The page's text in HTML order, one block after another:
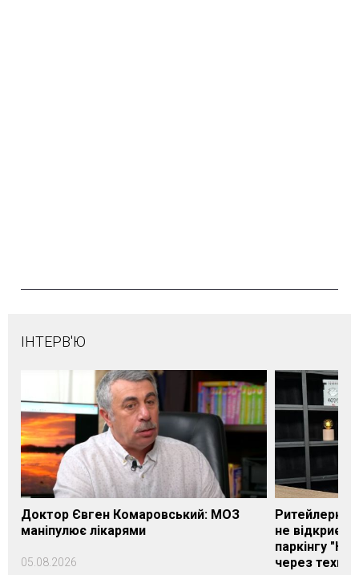
ІНТЕРВ'Ю
Доктор Євген Комаровський: МОЗ
маніпулює лікарями
05.08.2026
Ритейлерка
не
паркінгу
через